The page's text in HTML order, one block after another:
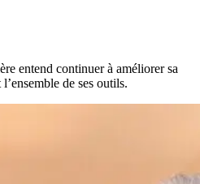
entend continuer à améliorer sa
de ses outils.